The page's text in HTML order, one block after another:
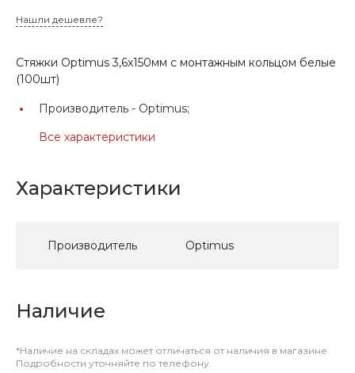
Нашли дешевле?
Стяжки Optimus 3,6x150мм с монтажным кольцом белые
(100шт)
Производитель - Optimus;
Все характеристики
Характеристики
Производитель Optimus
Наличие
*Наличие на складах может отличаться от наличия в магазине.
Подробности уточняйте по телефону.